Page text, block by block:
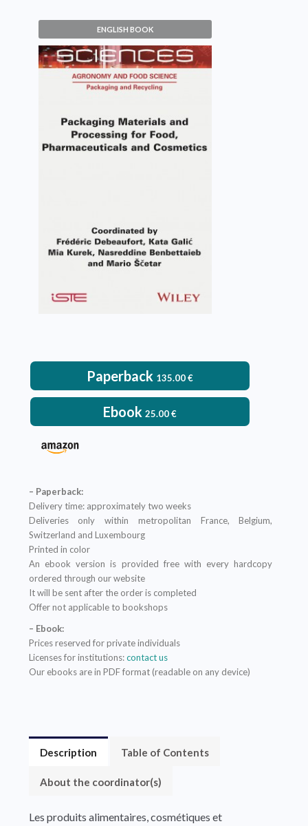
ENGLISH BOOK
Processing for Food,
Pharmaceuticals and
Cosmetics
Paperback 135.00€
Ebook25.00€
– Paperback:
Delivery time: approximately two weeks
Deliveries only within metropolitan France, Belgium,
Switzerland and Luxembourg
Printed in color
An ebook version is provided free with every hardcopy
ordered through our website
It will be sent after the order is completed
Offer not applicable to bookshops
– Ebook:
Prices reserved for private individuals
Licenses for institutions:contact us
Our ebooks are in PDF format (readable on any device)
Description Table of Contents
About the coordinator(s)
Les produits alimentaires, cosmétiques et